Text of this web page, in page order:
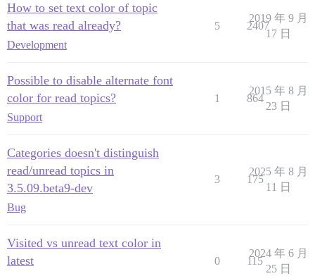
How to set text color of topic
that was read already?
Development
5 2407
2019 年 9 月
17 日
Possible to disable alternate font
color for read topics?
Support
1 864
2015 年 8 月
23 日
Categories doesn't distinguish
read/unread topics in
3.5.09.beta9-dev
Bug
3 175
2025 年 8 月
11 日
Visited vs unread text color in
latest
0 115
2024 年 6 月
25 日